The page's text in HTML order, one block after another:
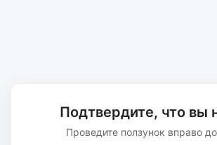
Подтвердите, что вы
Проведите ползунок вправо